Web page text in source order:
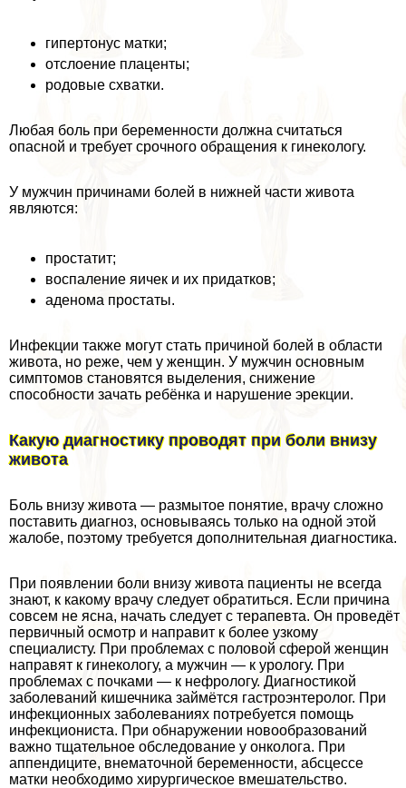
гипертонус матки;
отслоение плаценты;
родовые схватки.
Любая боль при беременности должна считаться
опасной и требует срочного обращения к гинекологу.
У мужчин причинами болей в нижней части живота
являются:
пpocтатит;
воспаление яичек и их придатков;
аденома простаты.
Инфекции также могут стать причиной болей в области
живота, но реже, чем у женщин. У мужчин основным
симптомов становятся выделения, снижение
способности зачать ребёнка и нарушение эpeкции.
Какую диагностику проводят при боли внизу
живота
Боль внизу живота — размытое понятие, врачу сложно
поставить диагноз, основываясь только на одной этой
жалобе, поэтому требуется дополнительная диагностика.
При появлении боли внизу живота пациенты не всегда
знают, к какому врачу следует обратиться. Если причина
совсем не ясна, начать следует с терапевта. Он проведёт
первичный осмотр и направит к более узкому
специалисту. При проблемах с пoлoвoй сферой женщин
направят к гинекологу, а мужчин — к урологу. При
проблемах с почками — к нефрологу. Диагностикой
заболеваний кишечника займётся гастроэнтеролог. При
инфекционных заболеваниях потребуется помощь
инфекциониста. При обнаружении новообразований
важно тщательное обследование у oнкoлoга. При
аппендиците, внематочной беременности, абсцессе
матки необходимо хирургическое вмешательство.